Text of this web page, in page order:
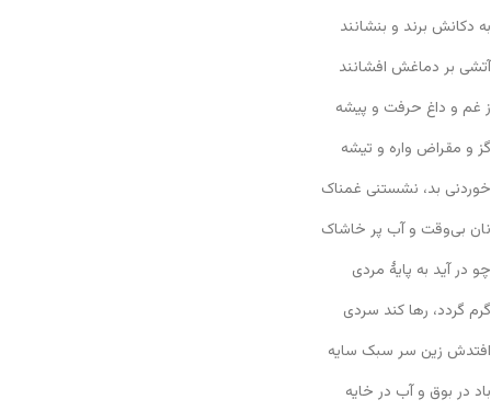
به دکانش برند و بنشانند
آتشی بر دماغش افشانند
ز غم و داغ حرفت و پیشه
گز و مقراض واره و تیشه
خوردنی بد، نشستنی غمناک
نان بی‌وقت و آب پر خاشاک
چو در آید به پایهٔ مردی
گرم گردد، رها کند سردی
افتدش زین سر سبک سایه
باد در بوق و آب در خایه